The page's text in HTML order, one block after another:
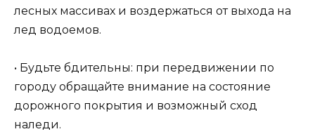
лесных массивах и воздержаться от выхода на
лед водоемов.
• Будьте бдительны: при передвижении по
городу обращайте внимание на состояние
дорожного покрытия и возможный сход
наледи.